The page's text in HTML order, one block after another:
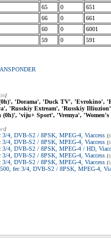
65 0 651
66 0 661
60 0 6001
59 0 591
]
'Dorama', 'Duck TV',
'Russkiy Extream', 'Russkiy
'viju+ Sport', 'Vremya', 'Women's
]
3/4, DVB-S2 / 8PSK, MPEG-4, Viaccess [
3/4, DVB-S2 / 8PSK, MPEG-4, Viaccess [
3/4, DVB-S2 / 8PSK, MPEG-4 / HD,
3/4, DVB-S2 / 8PSK, MPEG-4, Viaccess [
3/4, DVB-S2 / 8PSK, MPEG-4, Viaccess [
fec 3/4, DVB-S2 / 8PSK, MPEG-4,